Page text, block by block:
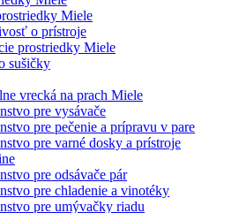
Miele
o prístroje
prostriedky Miele
sušičky
vrecká na prach Miele
pre vysávače
pre pečenie a prípravu v pare
pre varné dosky a prístroje
pre odsávače pár
pre chladenie a vinotéky
pre umývačky riadu